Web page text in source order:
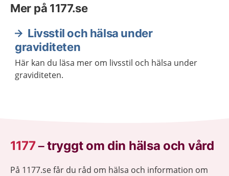
Mer på 1177.se
Livsstil och hälsa under
graviditeten
Här kan du läsa mer om livsstil och hälsa under
graviditeten.
1177–tryggt om din hälsa och vård
På 1177.se får du råd om hälsa och information om